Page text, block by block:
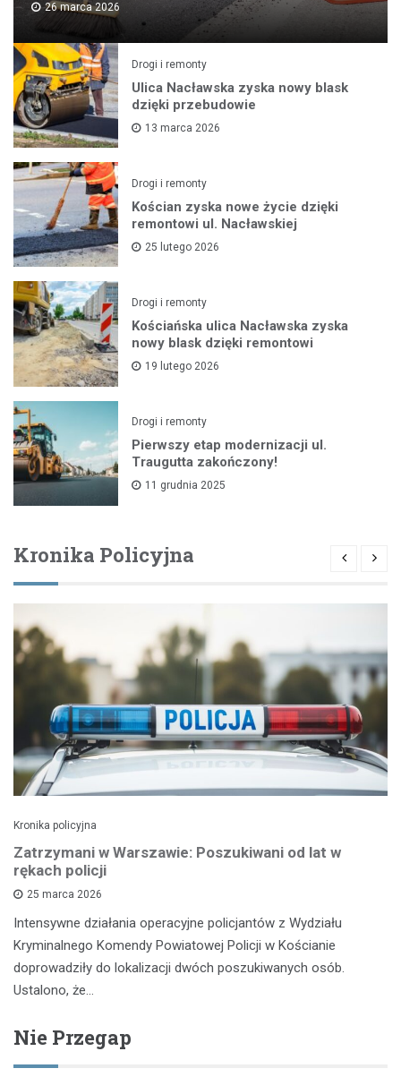
26 marca 2026
Drogi i remonty
Ulica Nacławska zyska nowy blask
dzięki przebudowie
13 marca 2026
Drogi i remonty
Kościan zyska nowe życie dzięki
remontowi ul. Nacławskiej
25 lutego 2026
Drogi i remonty
Kościańska ulica Nacławska zyska
nowy blask dzięki remontowi
19 lutego 2026
Drogi i remonty
Pierwszy etap modernizacji ul.
Traugutta zakończony!
11 grudnia 2025
Kronika Policyjna
Kronika policyjna
Zatrzymani w Warszawie: Poszukiwani od lat w
rękach policji
25 marca 2026
Intensywne działania operacyjne policjantów z Wydziału
Kryminalnego Komendy Powiatowej Policji w Kościanie
doprowadziły do lokalizacji dwóch poszukiwanych osób.
Ustalono, że…
Nie Przegap